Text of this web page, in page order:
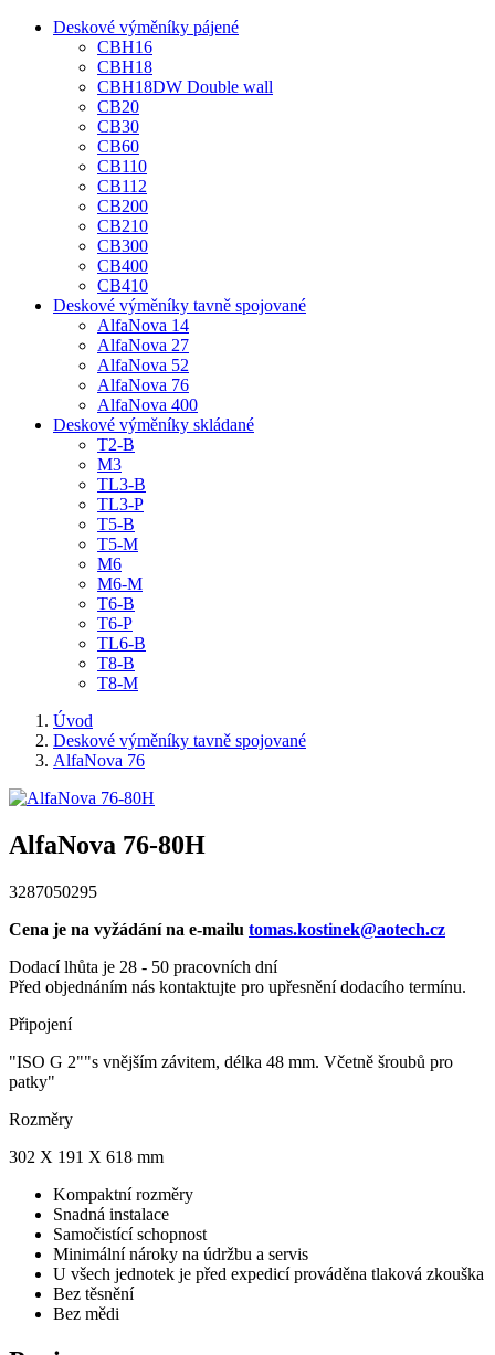
Deskové výměníky pájené
CBH16
CBH18
CBH18DW Double wall
CB20
CB30
CB60
CB110
CB112
CB200
CB210
CB300
CB400
CB410
Deskové výměníky tavně spojované
AlfaNova 14
AlfaNova 27
AlfaNova 52
AlfaNova 76
AlfaNova 400
Deskové výměníky skládané
T2-B
M3
TL3-B
TL3-P
T5-B
T5-M
M6
M6-M
T6-B
T6-P
TL6-B
T8-B
T8-M
Úvod
Deskové výměníky tavně spojované
AlfaNova 76
AlfaNova 76-80H
3287050295
Cena je na vyžádání na e-mailu tomas.kostinek@aotech.cz
Dodací lhůta je 28 - 50 pracovních dní
Před objednáním nás kontaktujte pro upřesnění dodacího termínu.
Připojení
"ISO G 2""s vnějším závitem, délka 48 mm. Včetně šroubů pro
patky"
Rozměry
302 X 191 X 618 mm
Kompaktní rozměry
Snadná instalace
Samočistící schopnost
Minimální nároky na údržbu a servis
U všech jednotek je před expedicí prováděna tlaková zkouška
Bez těsnění
Bez mědi